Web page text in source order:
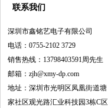
联系我们
深圳市鑫铭艺电子有限公司
电话：0755-2102 3729
销售热线：13798403591周先生
邮箱：zjh@xmy-dp.com
地址：深圳市光明区凤凰街道塘
家社区观光路汇业科技园3栋C区